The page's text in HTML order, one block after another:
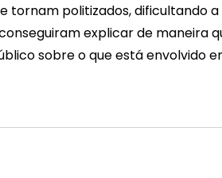
tornam politizados, dificultando
explicar de maneira
sobre o que está envolvido